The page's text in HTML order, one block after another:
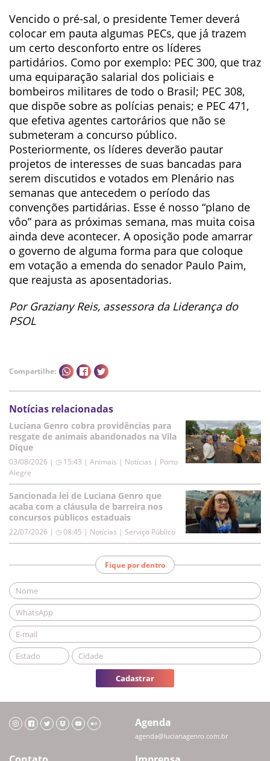
Vencido o pré-sal, o presidente Temer deverá
colocar em pauta algumas PECs, que já trazem
um certo desconforto entre os líderes
partidários. Como por exemplo: PEC 300, que traz
uma equiparação salarial dos policiais e
bombeiros militares de todo o Brasil; PEC 308,
que dispõe sobre as polícias penais; e PEC 471,
que efetiva agentes cartorários que não se
submeteram a concurso público.
Posteriormente, os líderes deverão pautar
projetos de interesses de suas bancadas para
serem discutidos e votados em Plenário nas
semanas que antecedem o período das
convenções partidárias. Esse é nosso “plano de
vôo” para as próximas semana, mas muita coisa
ainda deve acontecer. A oposição pode amarrar
o governo de alguma forma para que coloque
em votação a emenda do senador Paulo Paim,
que reajusta as aposentadorias.
Por Graziany Reis, assessora da Liderança do
PSOL
Compartilhe:
Notícias relacionadas
Luciana Genro cobra providências para
resgate de animais abandonados na Vila
Dique
03/08/2026 | ◷ 15:43 | Animais | Notícias | Porto
Alegre
Sancionada lei de Luciana Genro que
acaba com a cláusula de barreira nos
concursos públicos estaduais
22/07/2026 | ◷ 08:45 | Notícias | Serviço Público
Fique por dentro
Cadastrar
Agenda
agenda@lucianagenro.com.br